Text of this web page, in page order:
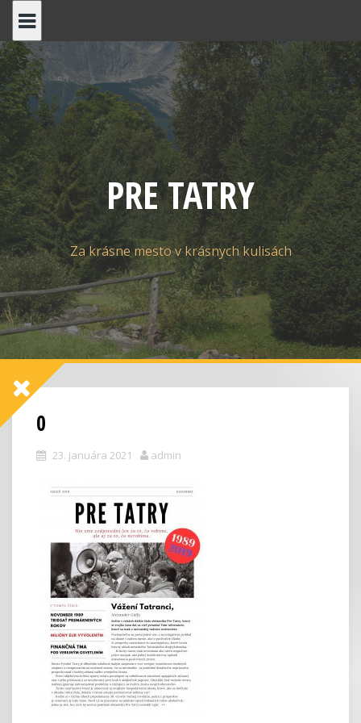
content
PRE TATRY
Za krásne mesto v krásnych kulisách
0
23. januára 2021 admin